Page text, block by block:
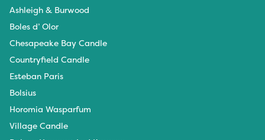
Ashleigh & Burwood
Boles d’ Olor
Chesapeake Bay Candle
Countryfield Candle
Esteban Paris
Bolsius
Horomia Wasparfum
Village Candle